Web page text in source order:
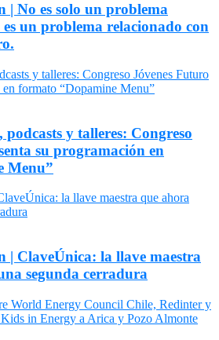
| No es solo un problema
un problema relacionado con
y talleres: Congreso
su programación en
Menu”
| ClaveÚnica: la llave maestra
segunda cerradura